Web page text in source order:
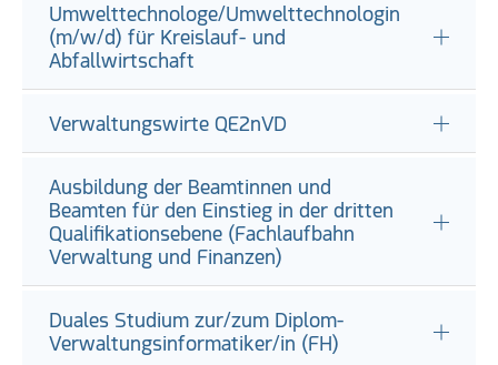
Umwelttechnologe/Umwelttechnologin
(m/w/d) für Kreislauf- und
Abfallwirtschaft
Verwaltungswirte QE2nVD
Ausbildung der Beamtinnen und
Beamten für den Einstieg in der dritten
Qualifikationsebene (Fachlaufbahn
Verwaltung und Finanzen)
Duales Studium zur/zum Diplom-
Verwaltungsinformatiker/in (FH)